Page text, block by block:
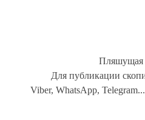
Пляшущая
Для публикации
Viber, WhatsApp,